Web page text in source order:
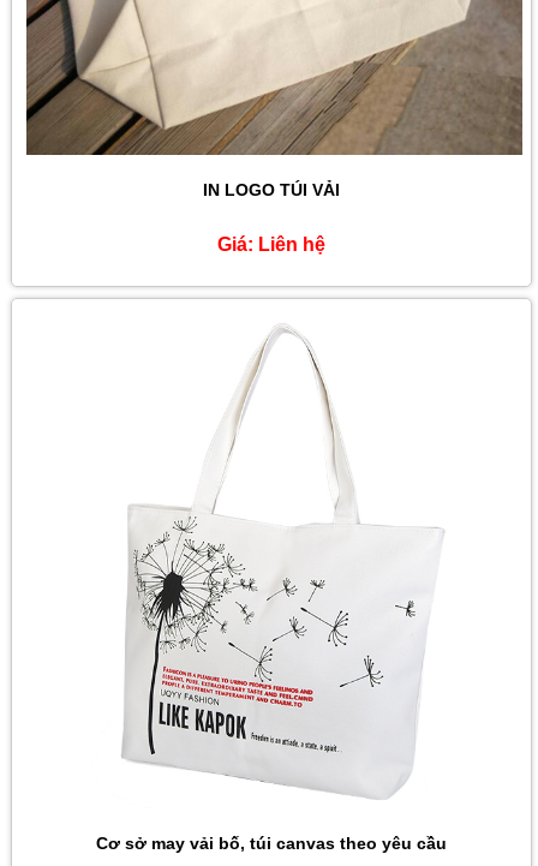
IN LOGO TÚI VẢI
Giá: Liên hệ
Cơ sở may vải bố, túi canvas theo yêu cầu